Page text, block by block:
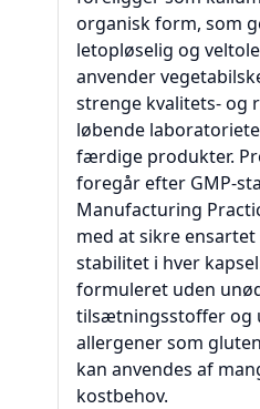
organisk form, som
letopløselig og
anvender
strenge kvalitets- og
løbende
færdige produkter.
foregår efter GMP-
Manufacturing
med at sikre
stabilitet i hver
formuleret uden
tilsætningsstoffer og
allergener som
kan anvendes af
kostbehov.